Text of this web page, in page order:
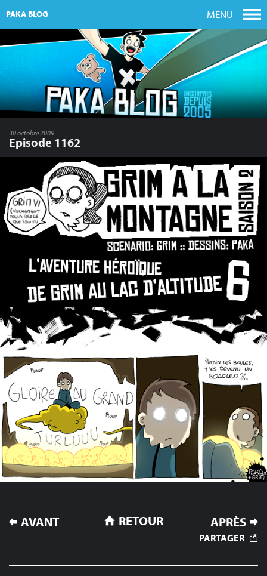
PAKA BLOG MENU
30 octobre 2009
Episode 1162
NAVIGATION
DE
AVANT APRÈS
RETOUR
PARTAGER